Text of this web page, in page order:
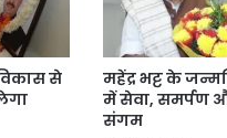
से
महेंद्र भट्ट के
में सेवा, समर्पण
संगम